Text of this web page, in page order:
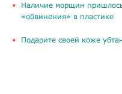
Наличие морщин
«обвинения» в пластике
Подарите своей коже